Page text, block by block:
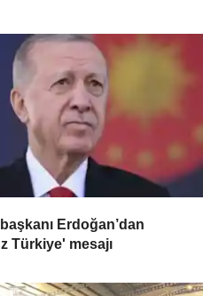
Erdoğan’dan
Türkiye' mesajı